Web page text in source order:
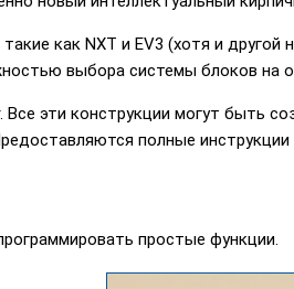
как NXT и EV3 (хотя и
выбора системы блоков на
эти конструкции могут быть
полные инструкции
простые функции.